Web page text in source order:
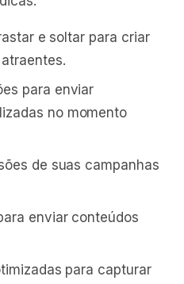
e soltar para criar
para enviar
no momento
de suas campanhas
enviar conteúdos
para capturar